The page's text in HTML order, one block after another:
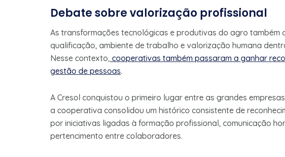
Debate sobre valorização profissional
As transformações tecnológicas e produtivas do agro também
qualificação, ambiente de trabalho e valorização humana
Nesse contexto, cooperativas também passaram a ganhar
gestão de pessoas.
A Cresol conquistou o primeiro lugar entre as grandes
a cooperativa consolidou um histórico consistente de
por iniciativas ligadas à formação profissional, comunicação
pertencimento entre colaboradores.